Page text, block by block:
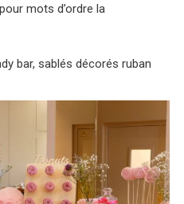
mots d’ordre la
bar, sablés décorés ruban